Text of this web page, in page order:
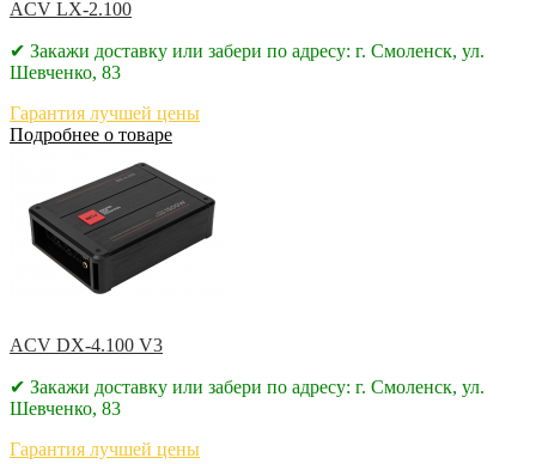
ACV LX-2.100
✔ Закажи доставку или забери по адресу: г. Смоленск, ул.
Шевченко, 83
Гарантия лучшей цены
Подробнее о товаре
ACV DX-4.100 V3
✔ Закажи доставку или забери по адресу: г. Смоленск, ул.
Шевченко, 83
Гарантия лучшей цены